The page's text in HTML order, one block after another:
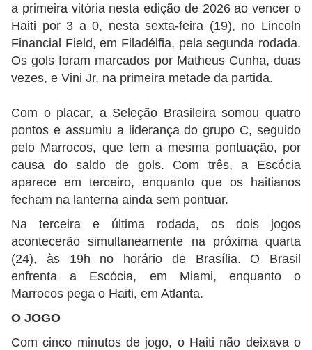
a primeira vitória nesta edição de 2026 ao vencer o
Haiti por 3 a 0, nesta sexta-feira (19), no Lincoln
Financial Field, em Filadélfia, pela segunda rodada.
Os gols foram marcados por Matheus Cunha, duas
vezes, e Vini Jr, na primeira metade da partida.
Com o placar, a Seleção Brasileira somou quatro
pontos e assumiu a liderança do grupo C, seguido
pelo Marrocos, que tem a mesma pontuação, por
causa do saldo de gols. Com três, a Escócia
aparece em terceiro, enquanto que os haitianos
fecham na lanterna ainda sem pontuar.
Na terceira e última rodada, os dois jogos
acontecerão simultaneamente na próxima quarta
(24), às 19h no horário de Brasília. O Brasil
enfrenta a Escócia, em Miami, enquanto o
Marrocos pega o Haiti, em Atlanta.
O JOGO
Com cinco minutos de jogo, o Haiti não deixava o